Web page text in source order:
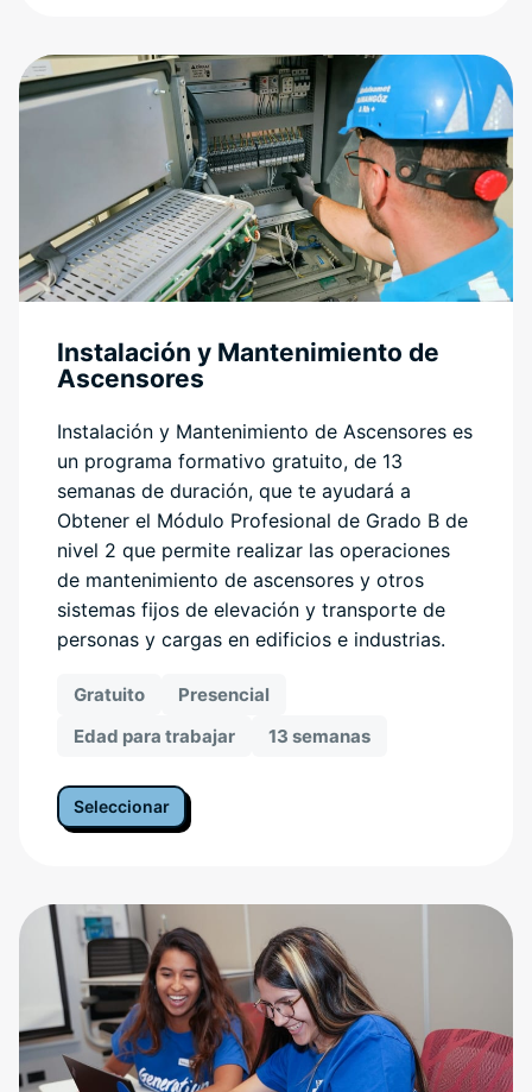
Instalación y Mantenimiento de
Ascensores
Instalación y Mantenimiento de Ascensores es
un programa formativo gratuito, de 13
semanas de duración, que te ayudará a
Obtener el Módulo Profesional de Grado B de
nivel 2 que permite realizar las operaciones
de mantenimiento de ascensores y otros
sistemas fijos de elevación y transporte de
personas y cargas en edificios e industrias.
Gratuito
Presencial
Edad para trabajar
13 semanas
Seleccionar